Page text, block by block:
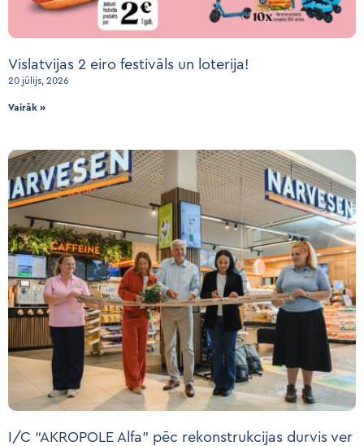
Vislatvijas 2 eiro festivāls un loterija!
20 jūlijs, 2026
Vairāk »
I/C “AKROPOLE Alfa” pēc rekonstrukcijas durvis ver